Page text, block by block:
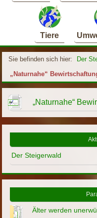
Tiere
Sie befinden sich hier: Der
„Naturnahe“
„Naturnahe“
Der Steigerwald
Älter werden